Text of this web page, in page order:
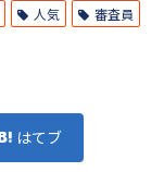
人気
審査員
はてブ